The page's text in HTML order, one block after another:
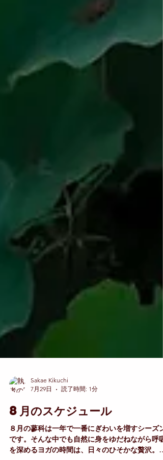
7月29日
読了時間: 1分
8月のスケジュール
８月の蓼科は一年で一番にぎわいを増すシーズン